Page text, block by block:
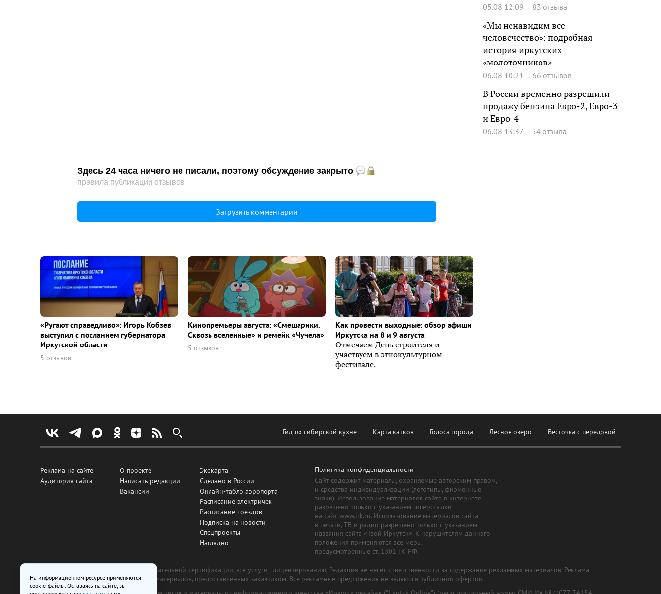
Здесь 24 часа ничего не писали, поэтому обсуждение закрыто
правила публикации отзывов
Загрузить комментарии
05.08 12:09 83 отзыва
«Мы ненавидим все
человечество»: подробная
история иркутских
«молоточников»
06.08 10:21 66 отзывов
В России временно разрешили
продажу бензина Евро-2, Евро-3
и Евро-4
06.08 13:37 54 отзыва
«Ругают справедливо»: Игорь Кобзев
выступил с посланием губернатора
Иркутской области
5 отзывов
Кинопремьеры августа: «Смешарики.
Сквозь вселенные» и ремейк «Чучела»
5 отзывов
Как провести выходные: обзор афиши
Иркутска на 8 и 9 августа
Отмечаем День строителя и
участвуем в этнокультурном
фестивале.
Гид по сибирской кухне Карта катков Голоса города Лесное озеро Весточка с передовой
Реклама на сайте
Аудитория сайта
О проекте
Написать редакции
Вакансии
Экокарта
Сделано в России
Онлайн-табло аэропорта
Расписание электричек
Расписание поездов
Подписка на новости
Спецпроекты
Наглядно
Политика конфиденциальности
Сайт содержит материалы, охраняемые авторским правом,
и средства индивидуализации (логотипы, фирменные
знаки). Использование материалов сайта в интернете
разрешено только с указанием гиперссылки
на сайт www.irk.ru. Использование материалов сайта
в печати, ТВ и радио разрешено только с указанием
названия сайта «Твой Иркутск». К нарушителям данного
положения применяются все меры,
предусмотренные ст. 1301 ГК РФ.
Все рекламные товары подлежат обязательной сертификации, все услуги - лицензированию. Редакция не несет ответственности за содержание рекламных материалов. Реклама
изготовлена и размещена на основе материалов, предоставленных заказчиком. Все рекламные предложения не являются публичной офертой.
На информационном ресурсе применяются
cookie-файлы. Оставаясь на сайте, вы